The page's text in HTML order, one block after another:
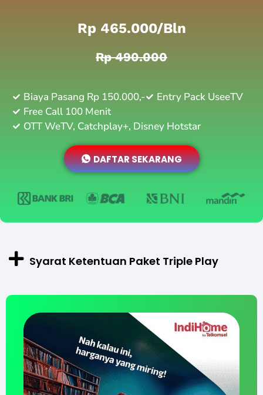
Rp 465.000/bln
Rp 490.000
Biaya Pasang Rp 150.000,-
Entry Pack UseeTV
Free Call 100 Menit
OTT WeTV, Catchplay+, Disney Hotstar
DAFTAR SEKARANG
Syarat Ketentuan Paket Triple Play